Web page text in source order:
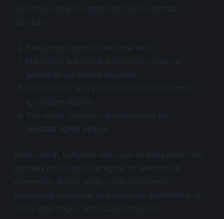
her bahçe apliği için geçerlidir. Yapılış adımları
şunlardır:
Bahçenize uygun bir malzeme seçin.
Malzemeyi kullanarak bahçenizde uygun bir
şekilde bir yol sistemi oluşturun.
Yolun etrafını döşeyin ve bitki örtüsü oluşturmak
için bitkiler ekleyin.
Son olarak, bahçenizi güzelleştirmek için
dekoratif öğeler ekleyin.
Bahçe apliği, bahçenizi daha şirin ve daha çekici hale
getirmek için kullanabileceğiniz bir dekorasyon
elementidir. Bahçe apliği, çeşitli malzemeler
kullanılarak oluşturulur ve bahçenizin özelliklerine ve
türüne göre seçilir. Son olarak, bahçenizi